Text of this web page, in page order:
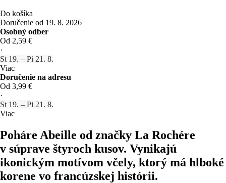
Do košíka
Doručenie od 19. 8. 2026
Osobný odber
Od 2,59 €
·
St 19. – Pi 21. 8.
Viac
Doručenie na adresu
Od 3,99 €
·
St 19. – Pi 21. 8.
Viac
Poháre Abeille od značky La Rochére
v súprave štyroch kusov. Vynikajú
ikonickým motívom včely, ktorý má hlboké
korene vo francúzskej histórii.